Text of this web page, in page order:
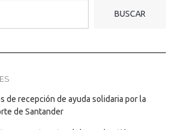
BUSCAR
de recepción de ayuda solidaria por la
de Santander